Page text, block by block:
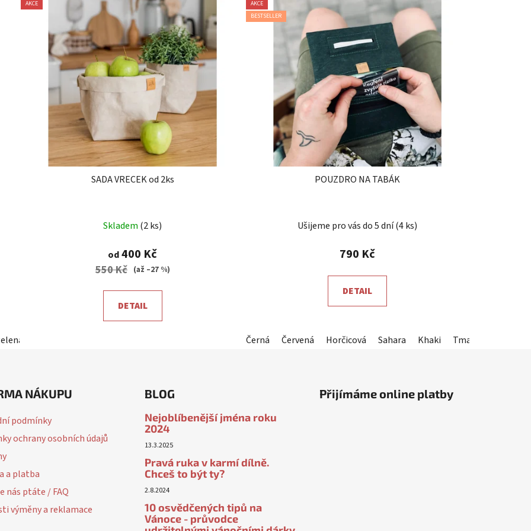
AKCE
SADA VRECEK od 2ks
hodnocení
produktu
je
z
5
Skladem (2 ks)
od400 Kč
550 Kč (až –27 %)
DETAIL
AKCE
BESTSELLER
POUZDRO NA TABÁK
hodnocení
produktu
5,0
z
Ušijeme pro vás do 5 dní(4 ks)
790 Kč
DETAIL
Černá Červená Horčicová Sahara Khaki Tmavě hnědá
NÁKUPU
podmínky
ochrany osobních údajů
a platba
nás ptáte / FAQ
výměny a reklamace
BLOG
Nejoblíbenější jména roku
2024
13.3.2025
Pravá ruka v karmí dílně.
Chceš to být ty?
2.8.2024
10 osvědčených tipů na
Vánoce - průvodce
Přijímáme online platby